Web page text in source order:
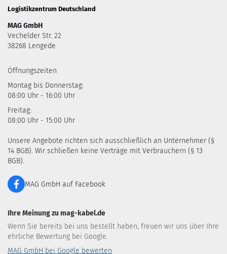
Logistikzentrum Deutschland
MAG GmbH
Vechelder Str. 22
38268 Lengede
Öffnungszeiten
Montag bis Donnerstag:
08:00 Uhr - 16:00 Uhr
Freitag:
08:00 Uhr - 15:00 Uhr
Unsere Angebote richten sich ausschließlich an Unternehmer (§
14 BGB). Wir schließen keine Verträge mit Verbrauchern (§ 13
BGB).
MAG GmbH auf Facebook
Ihre Meinung zu mag-kabel.de
Wenn Sie bereits bei uns bestellt haben, freuen wir uns über Ihre
ehrliche Bewertung bei Google.
MAG GmbH bei Google bewerten